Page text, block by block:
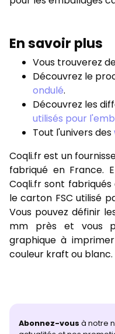
Abonnez-vous à notre
En savoir plus
Vous trouverez
Découvrez le
ondulé.
Découvrez les
utilisés pour
Tout l'univers des
Coqli.fr est un
fabriqué en France.
Coqli.fr sont
le carton FSC utilisé
Vous pouvez définir
mm près et vous
graphique à
couleur kraft ou blanc.